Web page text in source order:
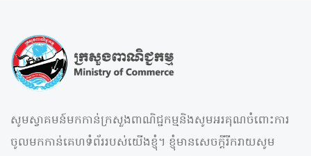
សូមស្វាគមន៍មកកាន់ក្រសួងពាណិជ្ជកម្មនិងសូមអរគុណចំពោះការ
ចូលមកកាន់គេហទំព័ររបស់យើងខ្ញុំ។ ខ្ញុំមានសេចក្តីរីករាយសូម